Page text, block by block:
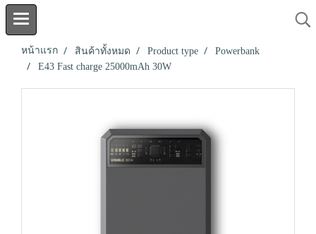
หน้าแรก สินค้าทั้งหมด Product type
Powerbank
E43 Fast charge 25000mAh 30W